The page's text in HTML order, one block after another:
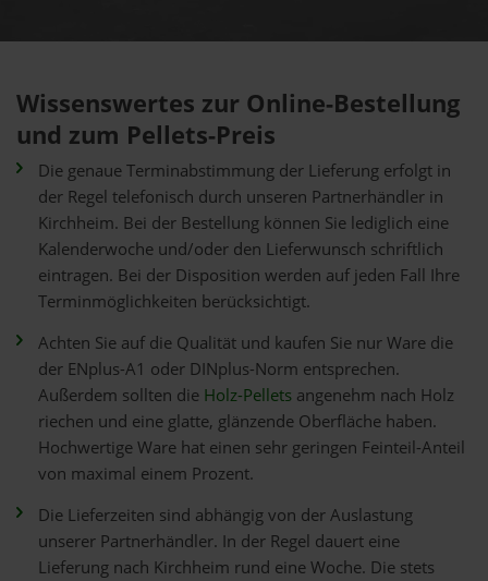
Wissenswertes zur Online-Bestellung
und zum Pellets-Preis
Die genaue Terminabstimmung der Lieferung erfolgt in
der Regel telefonisch durch unseren Partnerhändler in
Kirchheim. Bei der Bestellung können Sie lediglich eine
Kalenderwoche und/oder den Lieferwunsch schriftlich
eintragen. Bei der Disposition werden auf jeden Fall Ihre
Terminmöglichkeiten berücksichtigt.
Achten Sie auf die Qualität und kaufen Sie nur Ware die
der ENplus-A1 oder DINplus-Norm entsprechen.
Außerdem sollten die Holz-Pellets angenehm nach Holz
riechen und eine glatte, glänzende Oberfläche haben.
Hochwertige Ware hat einen sehr geringen Feinteil-Anteil
von maximal einem Prozent.
Die Lieferzeiten sind abhängig von der Auslastung
unserer Partnerhändler. In der Regel dauert eine
Lieferung nach Kirchheim rund eine Woche. Die stets